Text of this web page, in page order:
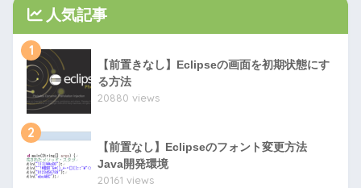
人気記事
1
【前置きなし】Eclipseの画面を初期状態にす
る方法
20880 views
2
【前置なし】Eclipseのフォント変更方法
Java開発環境
20161 views